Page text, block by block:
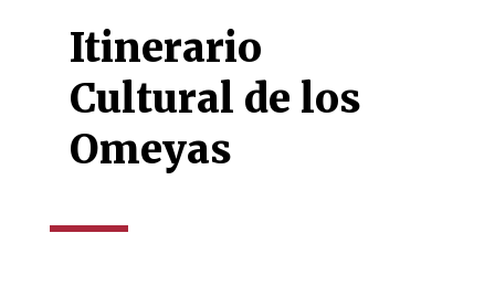
Itinerario
Cultural de los
Omeyas